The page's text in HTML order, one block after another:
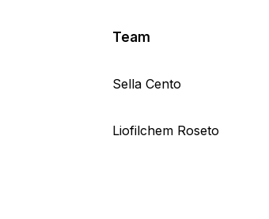
Team
Sella Cento
Liofilchem Roseto